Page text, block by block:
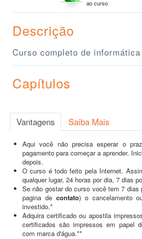
ao curso
Descrição
Curso completo de
Capítulos
Vantagens Saiba Mais
Aqui você não precisa esperar o
pagamento para começar a aprender.
depois.
O curso é todo feito pela Internet.
qualquer lugar, 24 horas por dia, 7 dias
Se não gostar do curso você tem 7 dias
pagina de contato) o cancelamento
investido.*
Adquira certificado ou apostila
certificados são impressos em papel
com marca d'água.**